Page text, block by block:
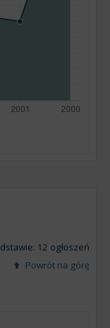
12 ogłoszeń
Powrót na górę